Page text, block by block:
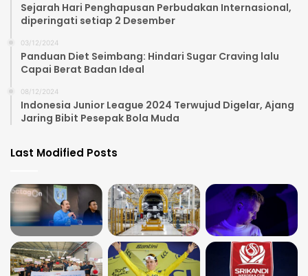
Sejarah Hari Penghapusan Perbudakan Internasional,
diperingati setiap 2 Desember
03/12/2024
Panduan Diet Seimbang: Hindari Sugar Craving lalu
Capai Berat Badan Ideal
08/12/2024
Indonesia Junior League 2024 Terwujud Digelar, Ajang
Jaring Bibit Pesepak Bola Muda
Last Modified Posts